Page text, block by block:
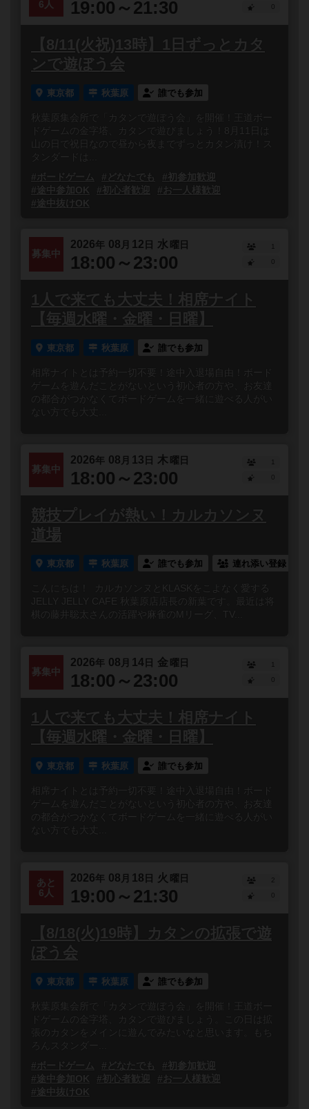
6人 19:00～21:30
【8/11(火祝)13時】1日ずっとカタ
ンで遊ぼう会
東京都 秋葉原 誰でも参加
秋葉原集会所で「カタンで遊ぼう会」を開催！王道ボー
ドゲームの金字塔、カタンで遊びましょう！8月11日は
山の日で祝日なので昼から夜までずっとカタン漬け！ス
タンダードは...
#ボードゲーム
#どなたでも
#初参加歓迎
#途中参加OK
#初心者歓迎
#お一人様歓迎
#途中抜けOK
募集中
2026年 08 月 12 日 水 曜日
18:00～23:00
1
1人で来ても大丈夫！相席ナイト
【毎週水曜・金曜・日曜】
東京都 秋葉原 誰でも参加
相席ナイトとは予約一切不要！途中入退場自由！ボード
ゲームを遊んだことがないという初心者の方や、お友達
の都合がつかなくてボードゲームを一緒に遊べる人がい
ない方でも大丈...
募集中
2026年 08 月 13 日 木曜日
18:00～23:00
1
競技プレイが熱い！カルカソンヌ
道場
東京都 秋葉原 誰でも参加 連れ添い登録
こんにちは！ カルカソンヌとKLASKをこよなく愛する
JELLY JELLY CAFE 秋葉原店店長の新葉です。最近は将
棋の藤井聡太さんの活躍や麻雀のMリーグ、TV...
募集中
2026年 08 月 14日 金曜日
18:00～23:00
1
1人で来ても大丈夫！相席ナイト
【毎週水曜・金曜・日曜】
東京都 秋葉原 誰でも参加
相席ナイトとは予約一切不要！途中入退場自由！ボード
ゲームを遊んだことがないという初心者の方や、お友達
の都合がつかなくてボードゲームを一緒に遊べる人がい
ない方でも大丈...
あと
6人
2026年 08 月 18 日 火 曜日
19:00～21:30
2
【8/18(火)19時】カタンの拡張で遊
ぼう会
東京都 秋葉原 誰でも参加
秋葉原集会所で「カタンで遊ぼう会」を開催！王道ボー
ドゲームの金字塔、カタンで遊びましょう。この日は拡
張のカタンをメインに遊んでみたいなと思います。もち
ろんスタンダー...
#ボードゲーム
#どなたでも
#初参加歓迎
#途中参加OK
#初心者歓迎
#お一人様歓迎
#途中抜けOK